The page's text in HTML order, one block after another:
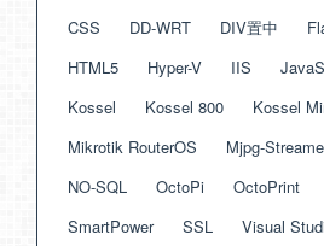
CSS
DD-WRT DIV置中
HTML5
Hyper-V IIS
Kossel
Kossel 800 Kossel
Mikrotik RouterOS
Mjpg-
NO-SQL
OctoPi OctoPrint
SmartPower
SSL Visual